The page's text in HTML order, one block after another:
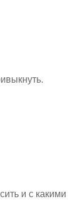
и с какими